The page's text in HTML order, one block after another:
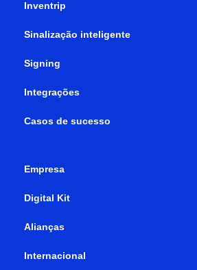
Inventrip
Sinalização inteligente
Signing
Integrações
Casos de sucesso
Empresa
Digital Kit
Alianças
Internacional